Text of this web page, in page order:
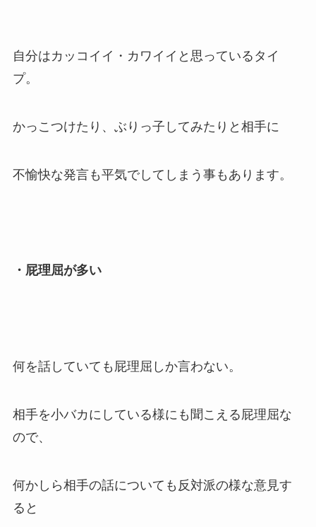
自分はカッコイイ・カワイイと思っているタイ
プ。
かっこつけたり、ぶりっ子してみたりと相手に
不愉快な発言も平気でしてしまう事もあります。
・屁理屈が多い
何を話していても屁理屈しか言わない。
相手を小バカにしている様にも聞こえる屁理屈な
ので、
何かしら相手の話についても反対派の様な意見す
ると